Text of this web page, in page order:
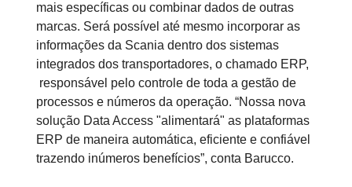
mais específicas ou combinar dados de outras
marcas. Será possível até mesmo incorporar as
informações da Scania dentro dos sistemas
integrados dos transportadores, o chamado ERP,
responsável pelo controle de toda a gestão de
processos e números da operação. “Nossa nova
solução Data Access "alimentará" as plataformas
ERP de maneira automática, eficiente e confiável
trazendo inúmeros benefícios”, conta Barucco.